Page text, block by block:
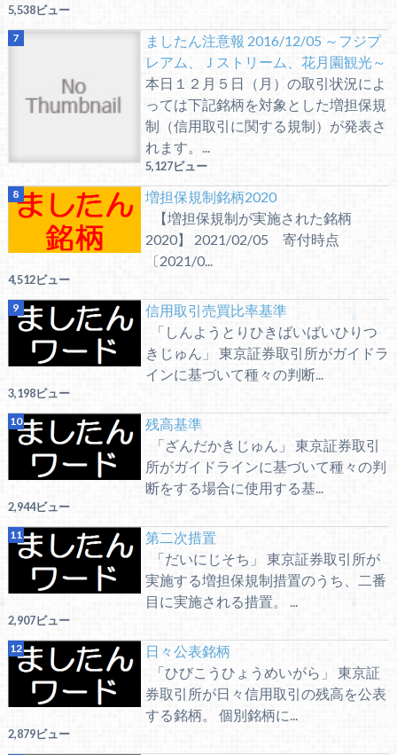
5,538ビュー
ましたん注意報 2016/12/05 ～フジプ
レアム、Ｊストリーム、花月園観光～
本日１２月５日（月）の取引状況によ
っては下記銘柄を対象とした増担保規
制（信用取引に関する規制）が発表さ
れます。...
5,127ビュー
増担保規制銘柄2020
【増担保規制が実施された銘柄
2020】 2021/02/05 寄付時点
〔2021/0...
4,512ビュー
信用取引売買比率基準
「しんようとりひきばいばいひりつ
きじゅん」 東京証券取引所がガイドラ
インに基づいて種々の判断...
3,198ビュー
残高基準
「ざんだかきじゅん」 東京証券取引
所がガイドラインに基づいて種々の判
断をする場合に使用する基...
2,944ビュー
第二次措置
「だいにじそち」 東京証券取引所が
実施する増担保規制措置のうち、二番
目に実施される措置。 ...
2,907ビュー
日々公表銘柄
「ひびこうひょうめいがら」 東京証
券取引所が日々信用取引の残高を公表
する銘柄。 個別銘柄に...
2,879ビュー